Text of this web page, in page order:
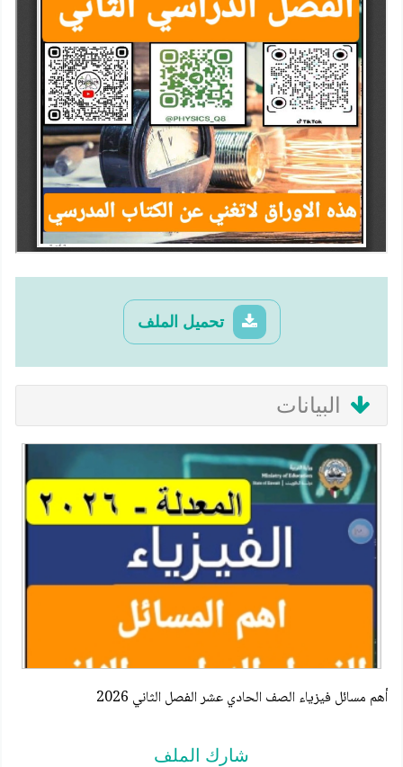
تحميل الملف
البيانات
أهم مسائل فيزياء الصف الحادي عشر الفصل الثاني 2026
شارك الملف